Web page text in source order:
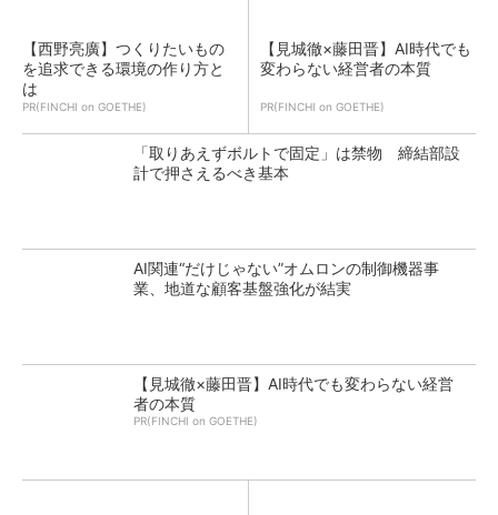
【西野亮廣】つくりたいもの
を追求できる環境の作り方と
は
PR(FINCHI on GOETHE)
【見城徹×藤田晋】AI時代でも
変わらない経営者の本質
PR(FINCHI on GOETHE)
「取りあえずボルトで固定」は禁物 締結部設
計で押さえるべき基本
AI関連“だけじゃない”オムロンの制御機器事
業、地道な顧客基盤強化が結実
【見城徹×藤田晋】AI時代でも変わらない経営
者の本質
PR(FINCHI on GOETHE)